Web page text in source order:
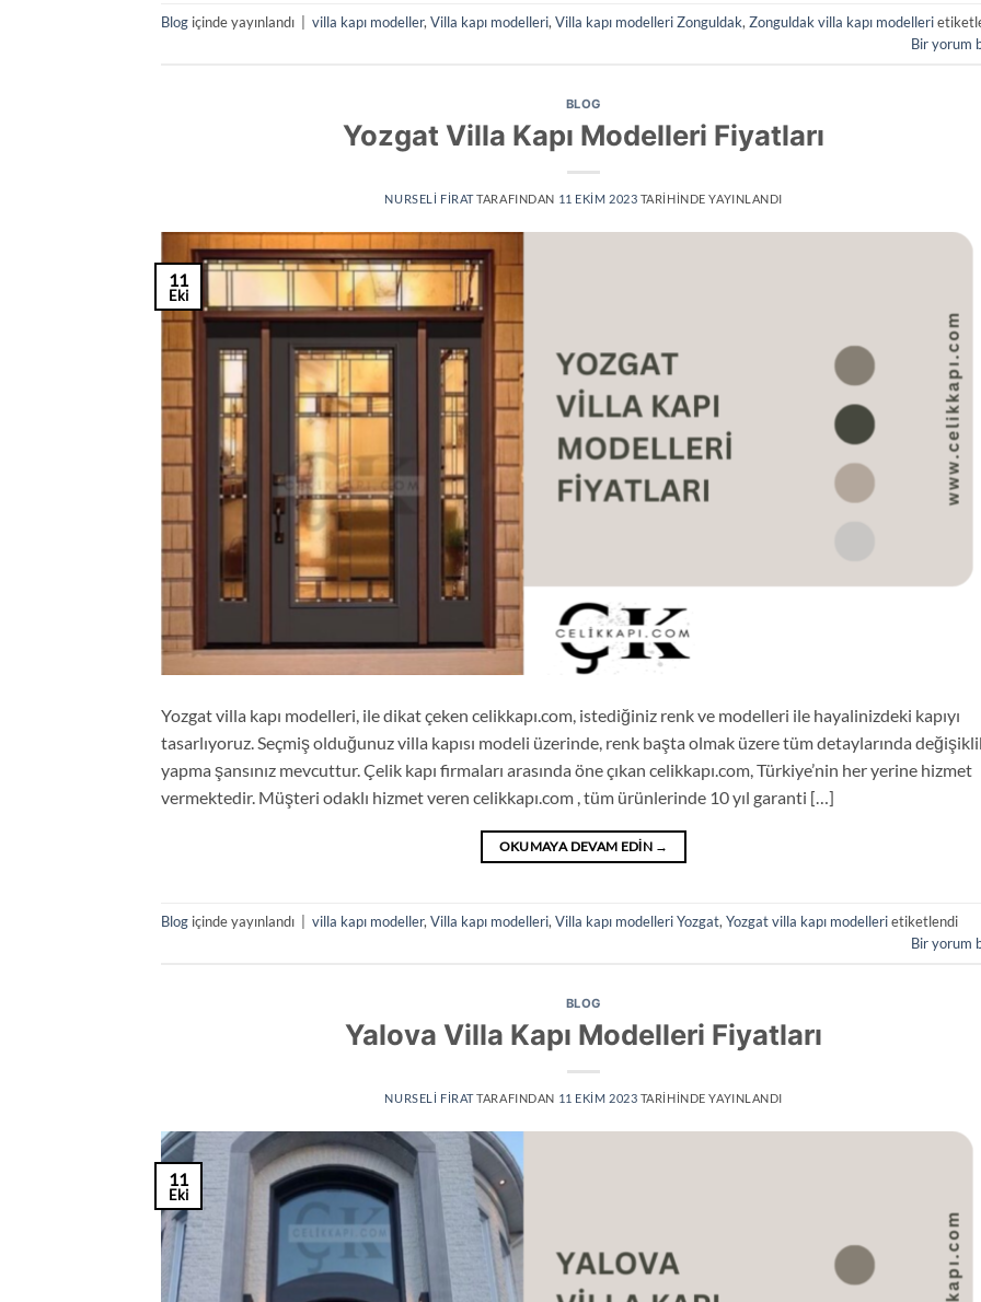
Blog içinde yayınlandı villa kapı modeller,Villa kapı modelleri,Villa kapı modelleri Zonguldak,Zonguldak villa kapı modelleri
Bir yorum
BLOG
Yozgat Villa Kapı Modelleri Fiyatları
NURSELI FIRATTARAFINDAN 11 EKIM 2023 TARIHINDE YAYINLANDI
11
Eki
Yozgat villa kapı modelleri, ile dikat çeken celikkapı.com, istediğiniz renk ve modelleri ile hayalinizdeki kapıyı
tasarlıyoruz. Seçmiş olduğunuz villa kapısı modeli üzerinde, renk başta olmak üzere tüm detaylarında
yapma şansınız mevcuttur. Çelik kapı firmaları arasında öne çıkan celikkapı.com, Türkiye’nin her yerine hizmet
vermektedir. Müşteri odaklı hizmet veren celikkapı.com , tüm ürünlerinde 10 yıl garanti […]
OKUMAYA DEVAM EDIN →
Blog içinde yayınlandı villa kapı modeller,Villa kapı modelleri,Villa kapı modelleri Yozgat,Yozgat villa kapı modellerietiketlendi
Bir yorum
BLOG
Yalova Villa Kapı Modelleri Fiyatları
NURSELI FIRATTARAFINDAN 11 EKIM 2023 TARIHINDE YAYINLANDI
11
Eki